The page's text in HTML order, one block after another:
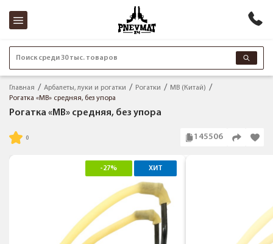
Поиск среди 30 тыс. товаров
Главная Арбалеты, луки и рогатки Рогатки
МВ (Китай)
Рогатка «МВ» средняя, без упора
Рогатка «МВ» средняя, без упора
145506
-27% ХИТ